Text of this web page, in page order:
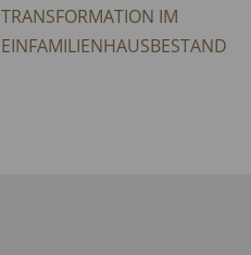
TRANSFORMATION IM
EINFAMILIENHAUSBESTAND